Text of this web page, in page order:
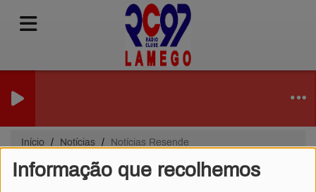
Informação que recolhemos
Início Notícias Notícias Resende
Notícias Resende